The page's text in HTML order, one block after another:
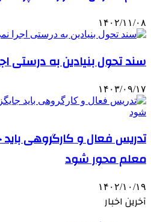
۱۴۰۲/۱۱/۰۸
سند تحول بنیادین به درستی
۱۴۰۳/۰۹/۱۷
تدریس فعال و کارگروهی
معلم محور شود
۱۴۰۲/۱۰/۱۹
آخرین اخبار